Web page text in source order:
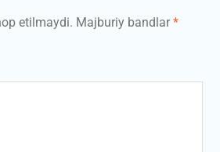
etilmaydi. Majburiy bandlar*